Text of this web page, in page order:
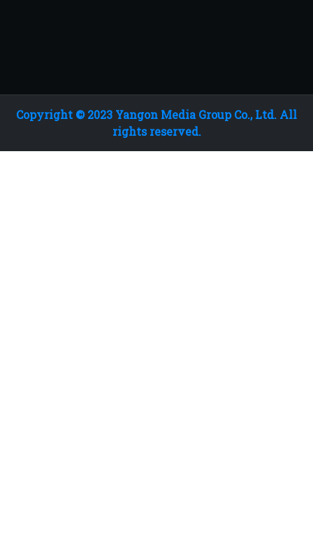
Copyright © 2023 Yangon Media Group Co., Ltd. All
rights reserved.